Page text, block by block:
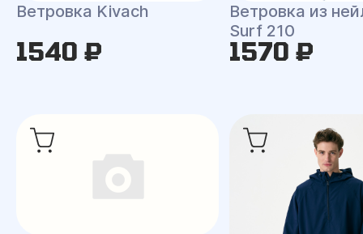
Ветровка Kivach
1540 ₽
Ветровка из
Surf 210
1570 ₽